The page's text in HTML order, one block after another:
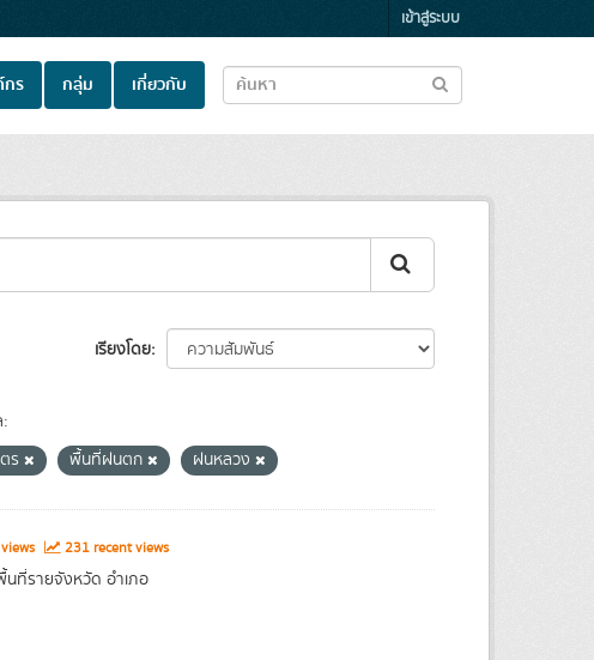
เข้าสู่ระบบ
ร กลุ่ม เกี่ยวกับ
เรียงโดย
ร พื้นที่ฝนตก ฝนหลวง
231 recent views
ที่รายจังหวัด อำเภอ